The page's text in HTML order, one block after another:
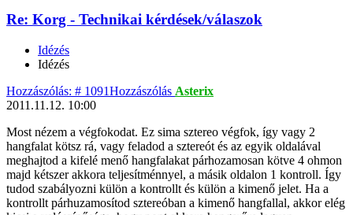
Re: Korg - Technikai kérdések/válaszok
Idézés
Idézés
Hozzászólás: # 1091Hozzászólás Asterix
2011.11.12. 10:00
Most nézem a végfokodat. Ez sima sztereo végfok, így vagy 2
hangfalat kötsz rá, vagy feladod a sztereót és az egyik oldalával
meghajtod a kifelé menő hangfalakat párhozamosan kötve 4 ohmon
majd kétszer akkora teljesítménnyel, a másik oldalon 1 kontroll. Így
tudod szabályozni külön a kontrollt és külön a kimenő jelet. Ha a
kontrollt párhuzamosítod sztereóban a kimenő hangfallal, akkor elég